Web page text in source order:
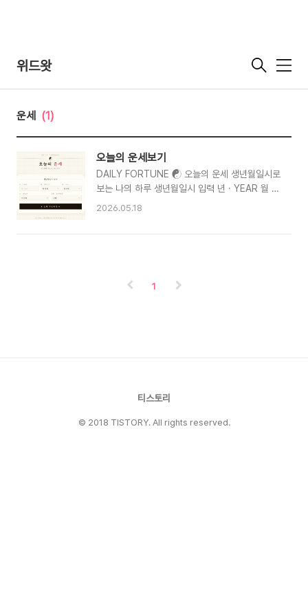
위드왓
메
운세 (1)
오늘의 운세보기
DAILY FORTUNE ☯ 오늘의 운세 생년월일시로
보는 나의 하루 생년월일시 입력 년 · YEAR 월 ·
MONTH 월 선택 1234 5678 9101112 일 ·
2026.05.18
1
티스토리
© 2018 TISTORY. All rights reserved.